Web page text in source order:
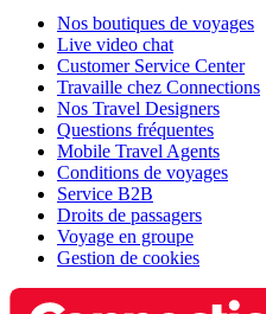
Nos boutiques de voyages
Live video chat
Customer Service Center
Travaille chez Connections
Nos Travel Designers
Questions fréquentes
Mobile Travel Agents
Conditions de voyages
Service B2B
Droits de passagers
Voyage en groupe
Gestion de cookies